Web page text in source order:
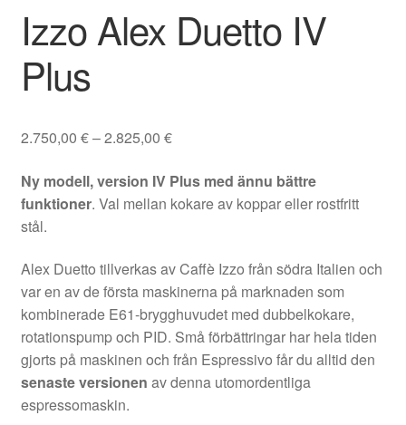
Izzo Alex Duetto IV
Plus
2.750,00 €–2.825,00 €Prisintervall:
till
2.825,00 €
Ny modell, version IV Plus med ännu bättre
funktioner. Val mellan kokare av koppar eller rostfritt
stål.
Alex Duetto tillverkas av Caffè Izzo från södra Italien och
var en av de första maskinerna på marknaden som
kombinerade E61-brygghuvudet med dubbelkokare,
rotationspump och PID. Små förbättringar har hela tiden
gjorts på maskinen och från Espressivo får du alltid den
senaste versionen av denna utomordentliga
espressomaskin.